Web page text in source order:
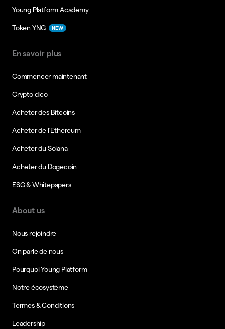
Young Platform Academy
Token YNG NEW
En savoir plus
Commencer maintenant
Crypto dico
Acheter des Bitcoins
Acheter de l’Ethereum
Acheter du Solana
Acheter du Dogecoin
ESG & Whitepapers
About us
Nous rejoindre
On parle de nous
Pourquoi Young Platform
Notre écosystème
Termes & Conditions
Leadership